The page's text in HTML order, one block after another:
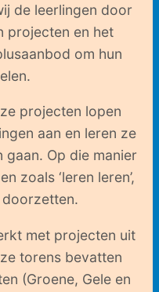
de leerlingen door
projecten en het
om hun
projecten lopen
aan en leren ze
gaan. Op die manier
zoals ‘leren leren’,
doorzetten.
met projecten uit
torens bevatten
(Groene, Gele en